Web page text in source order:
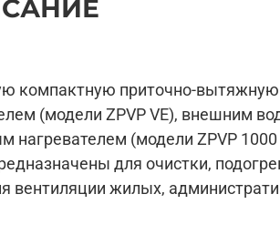
ZPVP 450 VW; ZPVP
VW)
управления, пульт
управления в комплекте
30 мм из листовой
компактную приточно-вытяжную
(модели ZPVP VE), внешним
(модели ZPVP 1000
для очистки,
вентиляции жилых,